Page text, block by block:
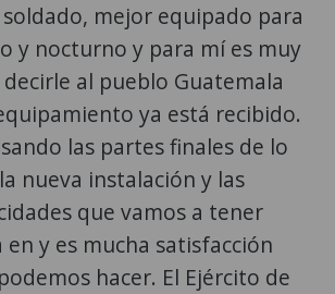
mejor equipado para
y nocturno y para mí es muy
al pueblo Guatemala
ya está recibido.
las partes finales de lo
nueva instalación y las
que vamos a tener
en y es mucha satisfacción
hacer. El Ejército de